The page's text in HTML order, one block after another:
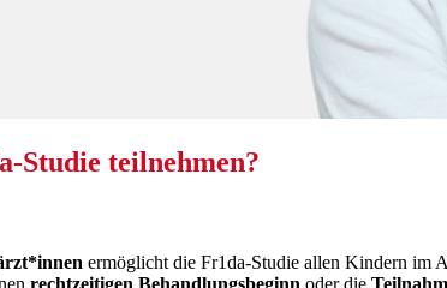
Studie teilnehmen?
ermöglicht die Fr1da-Studie allen Kindern im
rechtzeitigen Behandlungsbeginn oder die